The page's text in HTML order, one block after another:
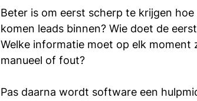
Beter is om eerst scherp te krijgen hoe
komen leads binnen? Wie doet de
Welke informatie moet op elk
manueel of fout?
Pas daarna wordt software een